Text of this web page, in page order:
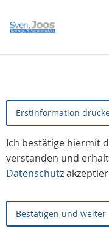
Erstinformation
Ich bestätige hiermit
verstanden und
Datenschutz
Bestätigen und weiter